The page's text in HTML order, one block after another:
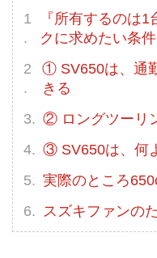
『所有するのは
クに求めたい条件
① SV650は、通
きる
② ロングツーリ
③ SV650は、何
実際のところ
スズキファンの